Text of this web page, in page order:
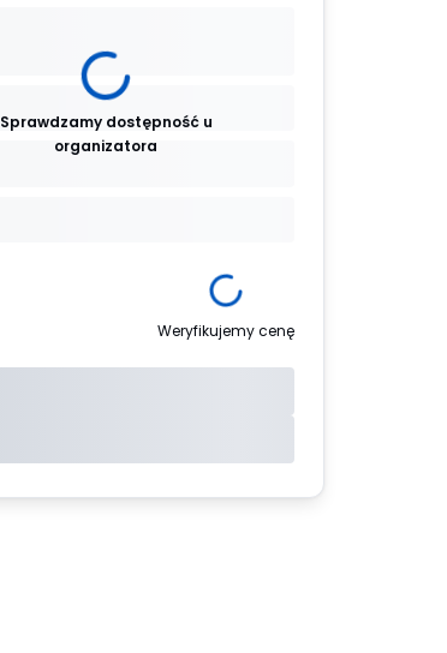
Sprawdzamy dostępność u
organizatora
Weryfikujemy cenę